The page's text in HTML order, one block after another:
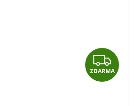
Z
D
ZDARMA